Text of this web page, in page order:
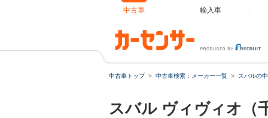
中古車 輸入車
中古車トップ 中古車検索：メーカー一覧 スバルの
スバル ヴィヴィオ（